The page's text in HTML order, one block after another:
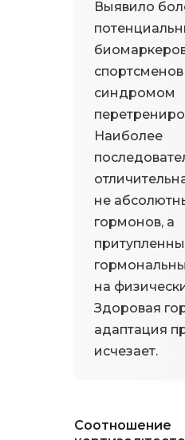
Выявило
спортсменов
синдромом
Наиболее
не
гормонов, а
на
Здоровая
адаптация
исчезает.
Соотношение